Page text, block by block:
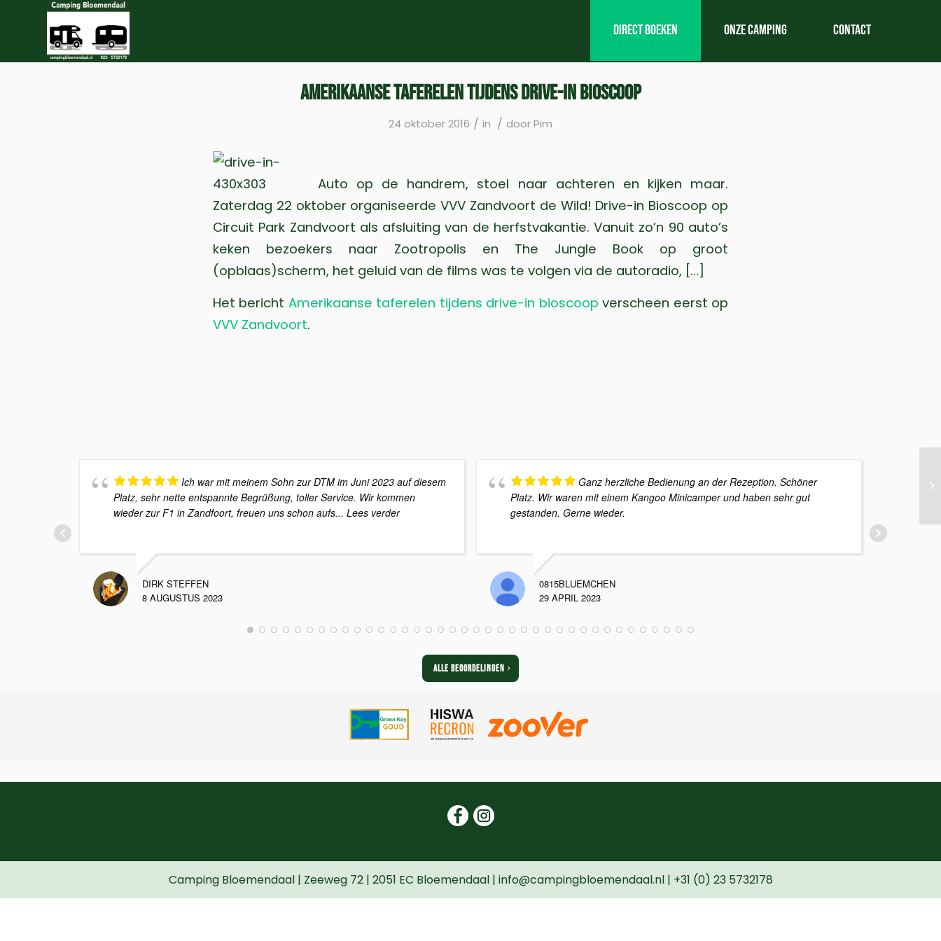
Direct boeken Onze camping Contact
Amerikaanse taferelen tijdens drive-in bioscoop
24 oktober 2016 / in / doorPim
Auto op de handrem, stoel naar achteren en kijken maar.
Zaterdag 22 oktober organiseerde VVV Zandvoort de Wild! Drive-in Bioscoop op
Circuit Park Zandvoort als afsluiting van de herfstvakantie. Vanuit zo’n 90 auto’s
keken bezoekers naar Zootropolis en The Jungle Book op groot
(opblaas)scherm, het geluid van de films was te volgen via de autoradio, […]
Het bericht Amerikaanse taferelen tijdens drive-in bioscoop verscheen eerst op
VVV Zandvoort.
Ich war mit meinem Sohn zur DTM im Juni 2023 auf diesem
Platz, sehr nette entspannte Begrüßung, toller Service. Wir kommen
wieder zur F1 in Zandfoort, freuen uns schon aufs... Lees verder
DIRK STEFFEN
8 AUGUSTUS 2023
Ganz herzliche Bedienung an der Rezeption. Schöner
Platz. Wir waren mit einem Kangoo Minicamper und haben sehr gut
gestanden. Gerne wieder.
0815BLUEMCHEN
29 APRIL 2023
ALLE BEOORDELINGEN
Camping Bloemendaal | Zeeweg 72 | 2051 EC Bloemendaal | info@campingbloemendaal.nl | +31 (0) 23 5732178